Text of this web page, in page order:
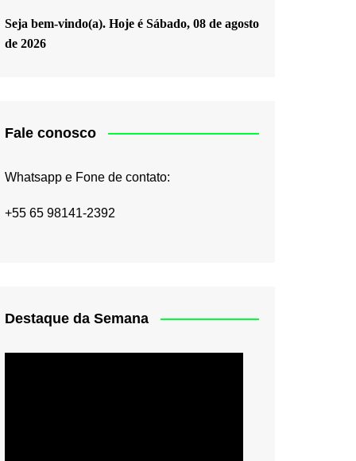
Seja bem-vindo(a). Hoje é Sábado, 08 de agosto
de 2026
Fale conosco
Whatsapp e Fone de contato:
+55 65 98141-2392
Destaque da Semana